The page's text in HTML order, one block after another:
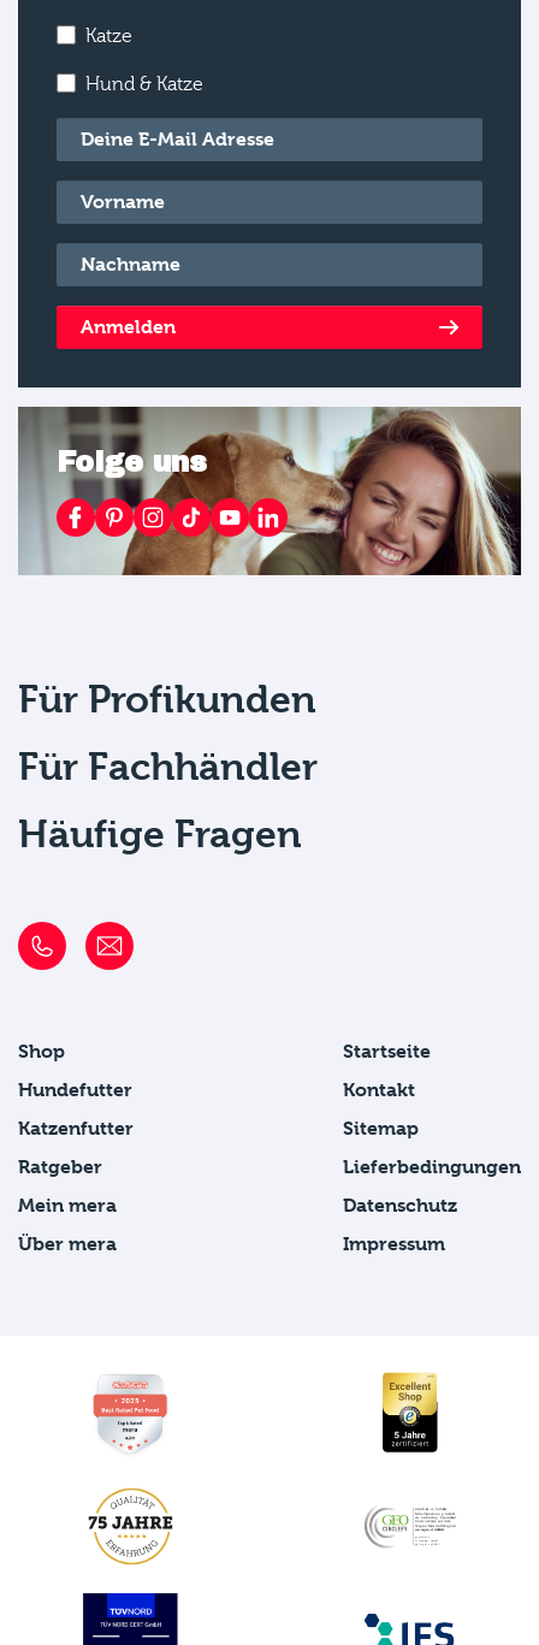
Katze
Hund & Katze
E-Mail*
Vorname*
Nachname*
Anmelden
Folge uns
Für Profikunden
Für Fachhändler
Häufige Fragen
Shop
Hundefutter
Katzenfutter
Ratgeber
Mein mera
Über mera
Startseite
Kontakt
Sitemap
Lieferbedingungen
Datenschutz
Impressum